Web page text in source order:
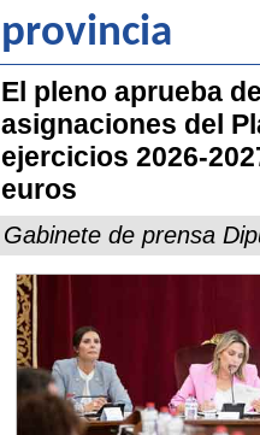
provincia
El pleno aprueba
asignaciones del
ejercicios 2026-
euros
Gabinete de prensa